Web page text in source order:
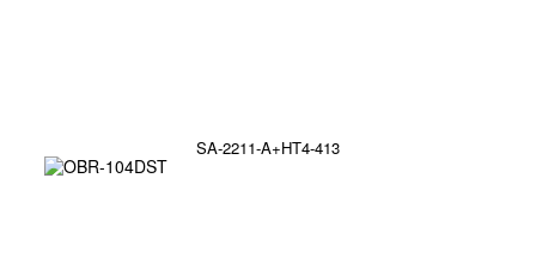
SA-2211-A+HT4-413